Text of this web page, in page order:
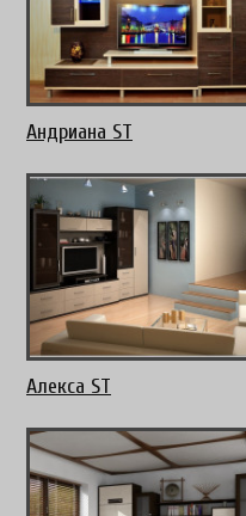
Андриана ST
Алекса ST